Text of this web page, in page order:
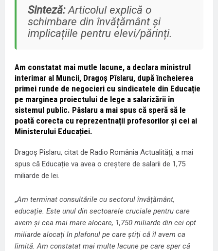
Sinteză:Articolul explică o
schimbare din învățământ și
implicațiile pentru elevi/părinți.
Am constatat mai mutle lacune, a declara ministrul
interimar al Muncii, Dragoș Pîslaru, după încheierea
primei runde de negocieri cu sindicatele din Educație
pe marginea proiectului de lege a salarizării în
sistemul public. Pâslaru a mai spus că speră să le
poată corecta cu reprezentnații profesorilor și cei ai
Ministerului Educației.
Dragoş Pîslaru, citat de Radio România Actualități, a mai
spus că Educație va avea o creștere de salarii de 1,75
miliarde de lei.
„Am terminat consultările cu sectorul învățământ,
educație. Este unul din sectoarele cruciale pentru care
avem și cea mai mare alocare, 1,750 miliarde din cei opt
miliarde alocați în plafonul pe care știți că îl avem ca
limită. Am constatat mai multe lacune pe care sper că